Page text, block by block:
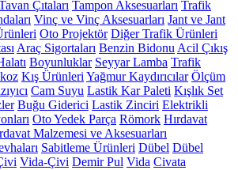
Çıtaları Tampon Aksesuarları Trafik
Vinç ve Vinç Aksesuarları Jant ve Jant
Oto Projektör Diğer Trafik Ürünleri
Araç Sigortaları Benzin Bidonu Acil Çıkış
Boyunluklar Seyyar Lamba Trafik
Kış Ürünleri Yağmur Kaydırıcılar Ölçüm
Cam Suyu Lastik Kar Paleti Kışlık Set
Buğu Giderici Lastik Zinciri Elektrikli
Oto Yedek Parça Römork Hırdavat
Malzemesi ve Aksesuarları
Sabitleme Ürünleri Dübel Dübel
Vida-Çivi Demir Pul Vida Civata